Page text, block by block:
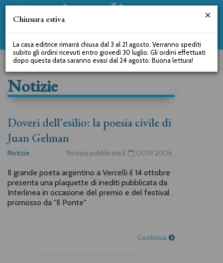
Notizie
Doveri dell'esilio: la poesia civile di
Juan Gelman
Notizie Notizia pubblicata il 01.09.2006
Il grande poeta argentino a Vercelli il 14 ottobre
presenta una plaquette di inediti pubblicata da
Interlinea in occasione del premio e del festival
promosso da "Il Ponte"
Continua
Chiusura estiva
La casa editrice rimarrà chiusa dal 3 al 21 agosto. Verranno spediti
subito gli ordini ricevuti entro giovedì 30 luglio. Gli ordini effettuati
dopo questa data saranno evasi dal 24 agosto. Buona lettura!